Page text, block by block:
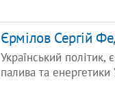
Єрмілов Сергій
Український політик,
палива та енергетики